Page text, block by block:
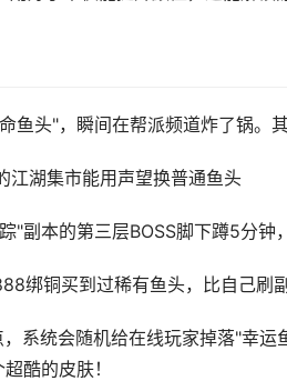
鱼头"，瞬间在帮派频道炸了锅。
江湖集市能用声望换普通鱼头
"副本的第三层BOSS脚下蹲5分钟
绑铜买到过稀有鱼头，比自己刷
系统会随机给在线玩家掉落"幸
酷的皮肤！